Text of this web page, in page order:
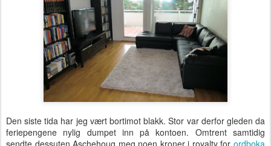
Den siste tida har jeg vært bortimot blakk. Stor var derfor gleden da
feriepengene nylig dumpet inn på kontoen. Omtrent samtidig
sendte dessuten Aschehoug meg noen kroner i royalty for ordboka